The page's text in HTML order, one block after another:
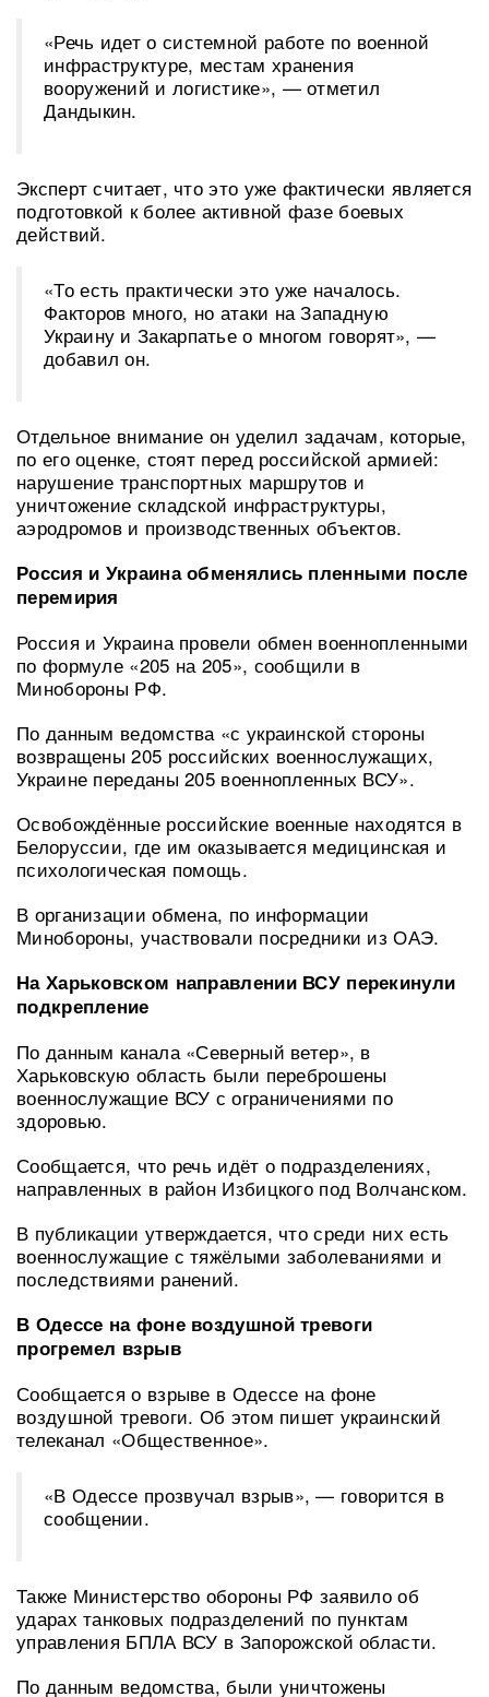
«Речь идет о системной работе по военной
инфраструктуре, местам хранения
вооружений и логистике», — отметил
Дандыкин.
Эксперт считает, что это уже фактически является
подготовкой к более активной фазе боевых
действий.
«То есть практически это уже началось.
Факторов много, но атаки на Западную
Украину и Закарпатье о многом говорят», —
добавил он.
Отдельное внимание он уделил задачам, которые,
по его оценке, стоят перед российской армией:
нарушение транспортных маршрутов и
уничтожение складской инфраструктуры,
аэродромов и производственных объектов.
Россия и Украина обменялись пленными после
перемирия
Россия и Украина провели обмен военнопленными
по формуле «205 на 205», сообщили в
Минобороны РФ.
По данным ведомства «с украинской стороны
возвращены 205 российских военнослужащих,
Украине переданы 205 военнопленных ВСУ».
Освобождённые российские военные находятся в
Белоруссии, где им оказывается медицинская и
психологическая помощь.
В организации обмена, по информации
Минобороны, участвовали посредники из ОАЭ.
На Харьковском направлении ВСУ перекинули
подкрепление
По данным канала «Северный ветер», в
Харьковскую область были переброшены
военнослужащие ВСУ с ограничениями по
здоровью.
Сообщается, что речь идёт о подразделениях,
направленных в район Избицкого под Волчанском.
В публикации утверждается, что среди них есть
военнослужащие с тяжёлыми заболеваниями и
последствиями ранений.
В Одессе на фоне воздушной тревоги
прогремел взрыв
Сообщается о взрыве в Одессе на фоне
воздушной тревоги. Об этом пишет украинский
телеканал «Общественное».
«В Одессе прозвучал взрыв», — говорится в
сообщении.
Также Министерство обороны РФ заявило об
ударах танковых подразделений по пунктам
управления БПЛА ВСУ в Запорожской области.
По данным ведомства, были уничтожены